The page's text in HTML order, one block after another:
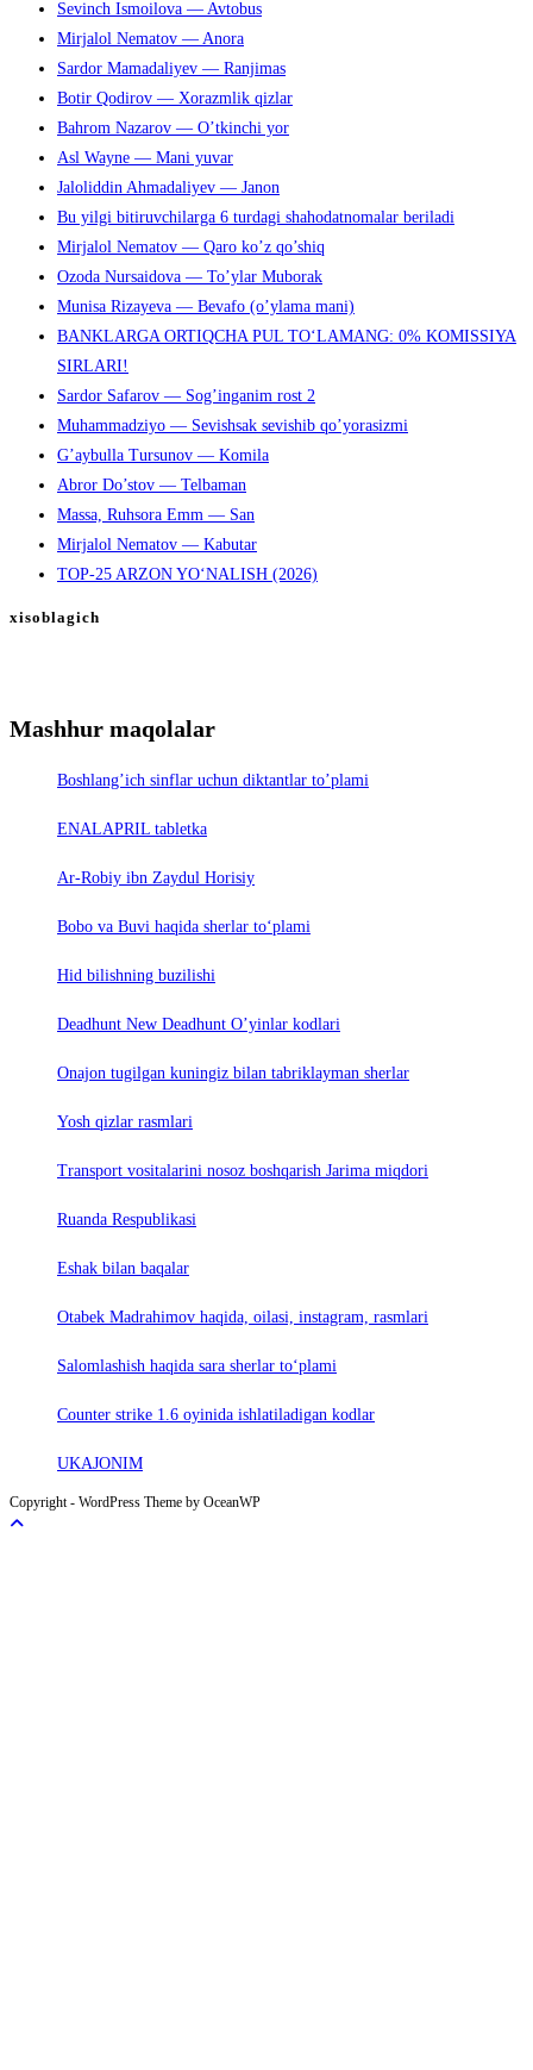
Sevinch Ismoilova — Avtobus
Mirjalol Nematov — Anora
Sardor Mamadaliyev — Ranjimas
Botir Qodirov — Xorazmlik qizlar
Bahrom Nazarov — O’tkinchi yor
Asl Wayne — Mani yuvar
Jaloliddin Ahmadaliyev — Janon
Bu yilgi bitiruvchilarga 6 turdagi shahodatnomalar beriladi
Mirjalol Nematov — Qaro ko’z qo’shiq
Ozoda Nursaidova — To’ylar Muborak
Munisa Rizayeva — Bevafo (o’ylama mani)
BANKLARGA ORTIQCHA PUL TO‘LAMANG: 0% KOMISSIYA
SIRLARI!
Sardor Safarov — Sog’inganim rost 2
Muhammadziyo — Sevishsak sevishib qo’yorasizmi
G’aybulla Tursunov — Komila
Abror Do’stov — Telbaman
Massa, Ruhsora Emm — San
Mirjalol Nematov — Kabutar
TOP-25 ARZON YO‘NALISH (2026)
xisoblagich
Mashhur maqolalar
Boshlang’ich sinflar uchun diktantlar to’plami
ENALAPRIL tabletka
Ar-Robiy ibn Zaydul Horisiy
Bobo va Buvi haqida sherlar to‘plami
Hid bilishning buzilishi
Deadhunt New Deadhunt O’yinlar kodlari
Onajon tugilgan kuningiz bilan tabriklayman sherlar
Yosh qizlar rasmlari
Trаnsport vositаlаrini nosoz boshqаrish Jаrimа miqdori
Ruanda Respublikasi
Eshak bilan baqalar
Otabek Madrahimov haqida, oilasi, instagram, rasmlari
Salomlashish haqida sara sherlar to‘plami
Counter strike 1.6 oyinida ishlatiladigan kodlar
UKAJONIM
Copyright - WordPress Theme by OceanWP